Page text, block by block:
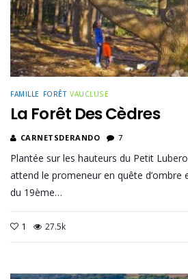
FAMILLE FORÊT VAUCLUSE
La Forêt Des Cèdres
CARNETSDERANDO 7
Plantée sur les hauteurs du Petit
attend le promeneur en quête d’ombre
du 19ème…
1 27.5k